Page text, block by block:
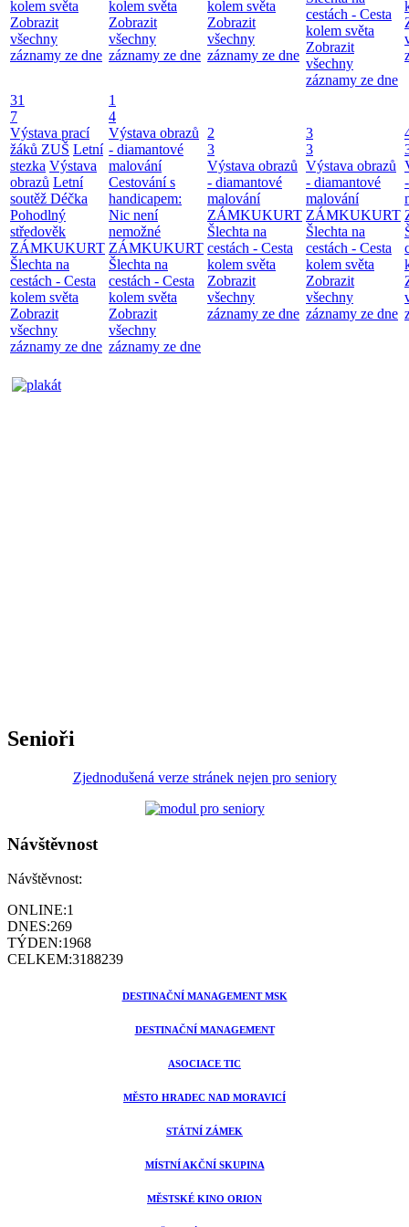
kolem světa
Zobrazit
všechny
záznamy ze dne
kolem světa
Zobrazit
všechny
záznamy ze dne
kolem světa
Zobrazit
všechny
záznamy ze dne
cestách - Cesta
kolem světa
Zobrazit
všechny
záznamy ze dne
31
7
Výstava prací
žáků ZUŠ Letní
stezka Výstava
obrazů Letní
soutěž Déčka
Pohodlný
středověk
ZÁMKUKURT
Šlechta na
cestách - Cesta
kolem světa
Zobrazit
všechny
záznamy ze dne
1
4
Výstava obrazů
- diamantové
malování
Cestování s
handicapem:
Nic není
nemožné
ZÁMKUKURT
Šlechta na
cestách - Cesta
kolem světa
Zobrazit
všechny
záznamy ze dne
2
3
Výstava obrazů
- diamantové
malování
ZÁMKUKURT
Šlechta na
cestách - Cesta
kolem světa
Zobrazit
všechny
záznamy ze dne
3
3
Výstava obrazů
- diamantové
malování
ZÁMKUKURT
Šlechta na
cestách - Cesta
kolem světa
Zobrazit
všechny
záznamy ze dne
Senioři
Zjednodušená verze stránek nejen pro seniory
Návštěvnost
Návštěvnost:
ONLINE:1
DNES:269
TÝDEN:1968
CELKEM:3188239
DESTINAČNÍ MANAGEMENT MSK
DESTINAČNÍ MANAGEMENT
ASOCIACE TIC
MĚSTO HRADEC NAD MORAVICÍ
STÁTNÍ ZÁMEK
MÍSTNÍ AKČNÍ SKUPINA
MĚSTSKÉ KINO ORION